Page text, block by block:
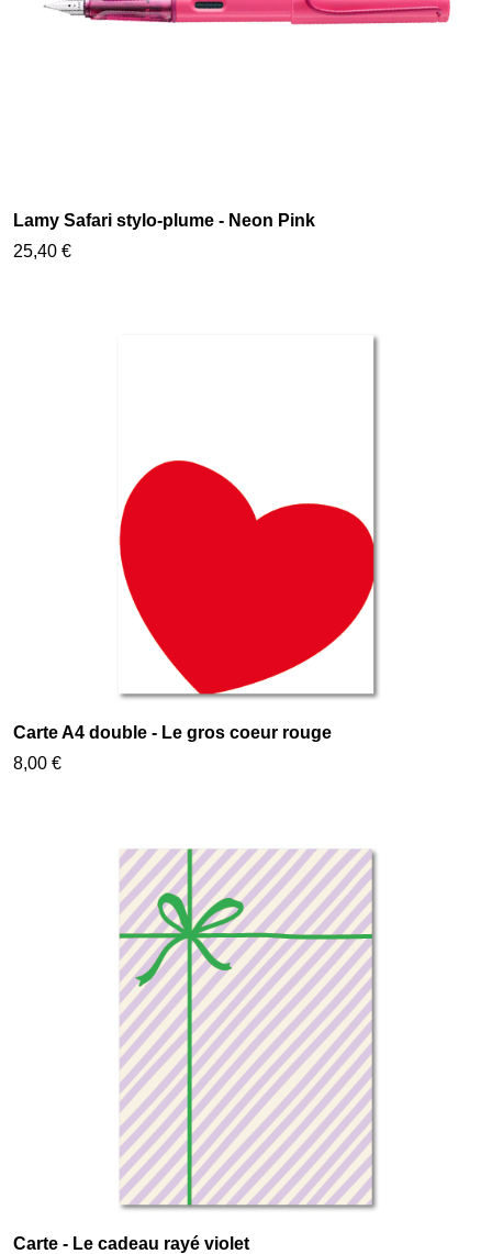
Lamy Safari stylo-plume - Neon Pink
25,40 €
Carte A4 double - Le gros coeur rouge
8,00 €
Carte - Le cadeau rayé violet